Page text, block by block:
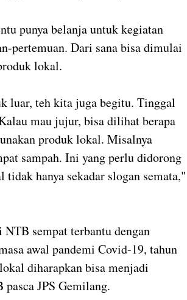
punya belanja untuk kegiatan
pertemuan. Dari sana bisa dimulai
lokal.
luar, teh kita juga begitu. Tinggal
mau jujur, bisa dilihat berapa
produk lokal. Misalnya
sampah. Ini yang perlu didorong
hanya sekadar slogan semata,"
sempat terbantu dengan
awal pandemi Covid-19, tahun
diharapkan bisa menjadi
JPS Gemilang.